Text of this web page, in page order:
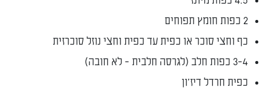
סוכר או כפית עד כפית וחצי נוזל סוכרזית
חרדל דיז׳ון